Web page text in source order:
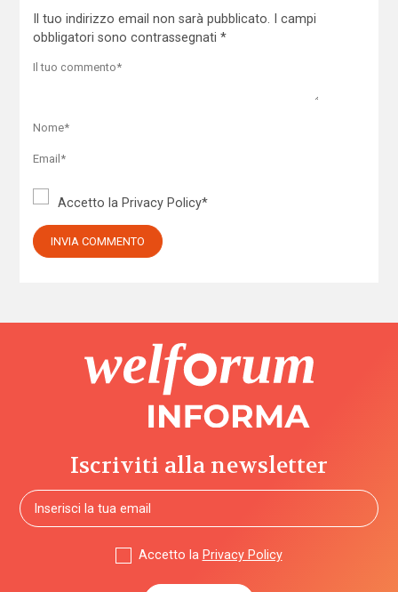
Il tuo indirizzo email non sarà pubblicato.
I campi
obbligatori sono contrassegnati *
Accetto la Privacy Policy*
Iscriviti alla newsletter
Accetto la Privacy Policy